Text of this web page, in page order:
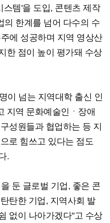
스템'을 도입, 콘텐츠 제작
의 한계를 넘어 다수의 수
에 성공하며 지역 영상산
한 점이 높이 평가돼 수상
이 넘는 지역대학 출신 인
지역 문화예술인ㆍ장애
성원들과 협업하는 등 지
로 힘쓰고 있다는 점도
.
둔 글로벌 기업, 좋은 콘
탄한 기업, 지역사회 발
없이 나아가겠다"고 수상